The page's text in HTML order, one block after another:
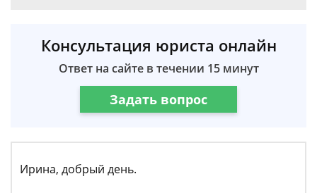
Консультация юриста онлайн
Ответ на сайте в течении 15 минут
Задать вопрос
Ирина, добрый день.